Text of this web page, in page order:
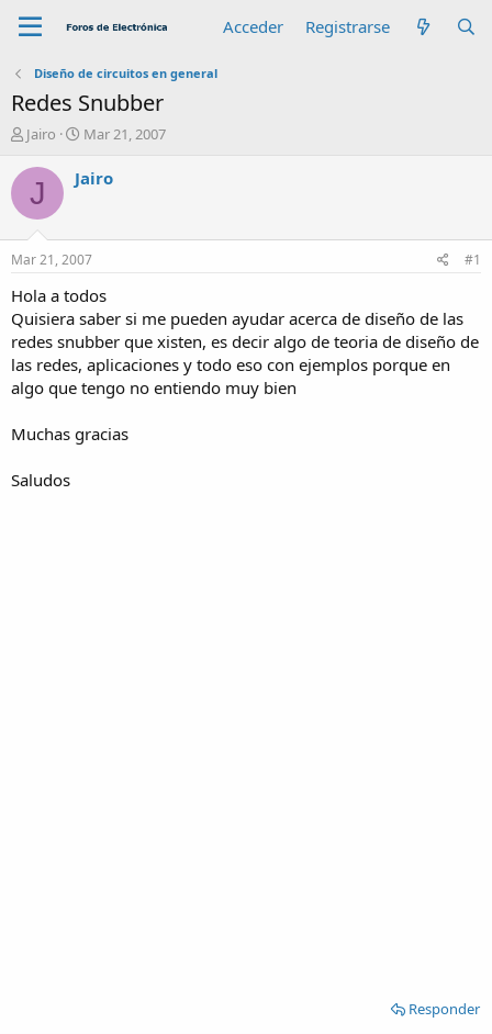
Acceder Registrarse
Diseño de circuitos en general
Redes Snubber
A
t
r
Jairo
F
c
e
n
c
i
o
Mar 21, 2007
J Jairo
Mar 21, 2007 #1
Hola a todos
Quisiera saber si me pueden ayudar acerca de diseño de las
redes snubber que xisten, es decir algo de teoria de diseño de
las redes, aplicaciones y todo eso con ejemplos porque en
algo que tengo no entiendo muy bien
Muchas gracias
Saludos
Responder